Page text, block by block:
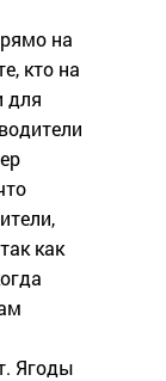
на
кто на
для
как
Ягоды